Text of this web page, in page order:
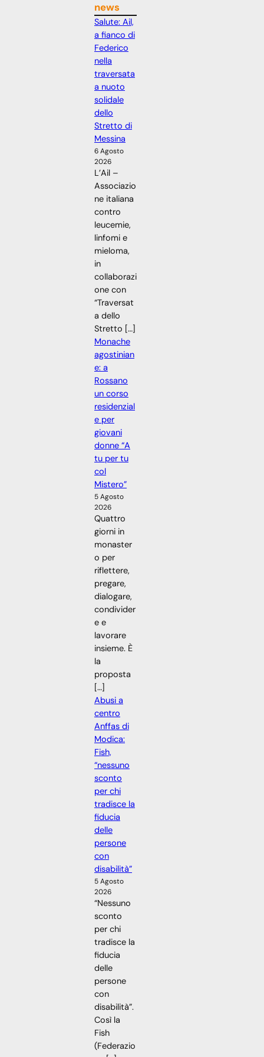
news
Salute: Ail,
a fianco di
Federico
nella
traversata
a nuoto
solidale
dello
Stretto di
Messina
6 Agosto
2026
L’Ail –
Associazio
ne italiana
contro
leucemie,
linfomi e
mieloma,
in
collaborazi
one con
“Traversat
a dello
Stretto […]
Monache
agostinian
e: a
Rossano
un corso
residenzial
e per
giovani
donne “A
tu per tu
col
Mistero”
5 Agosto
2026
Quattro
giorni in
monaster
o per
riflettere,
pregare,
dialogare,
condivider
e e
lavorare
insieme. È
la
proposta
[…]
Abusi a
centro
Anffas di
Modica:
Fish,
“nessuno
sconto
per chi
tradisce la
fiducia
delle
persone
con
disabilità”
5 Agosto
2026
“Nessuno
sconto
per chi
tradisce la
fiducia
delle
persone
con
disabilità”.
Così la
Fish
(Federazio